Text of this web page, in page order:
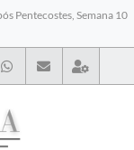
Pentecostes, Semana 10